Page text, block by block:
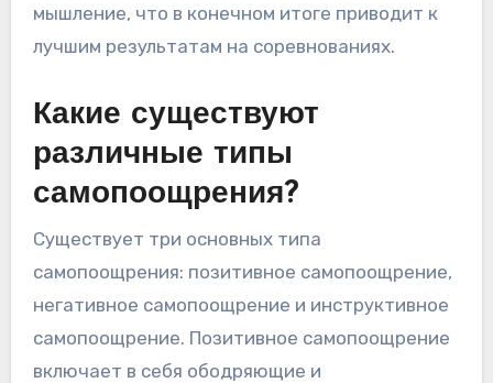
мышление, что в конечном итоге приводит к
лучшим результатам на соревнованиях.
Какие существуют
различные типы
самопоощрения?
Существует три основных типа
самопоощрения: позитивное самопоощрение,
негативное самопоощрение и инструктивное
самопоощрение. Позитивное самопоощрение
включает в себя ободряющие и